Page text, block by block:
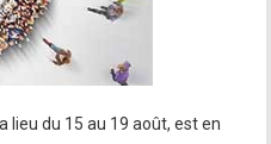
lieu du 15 au 19 août, est en